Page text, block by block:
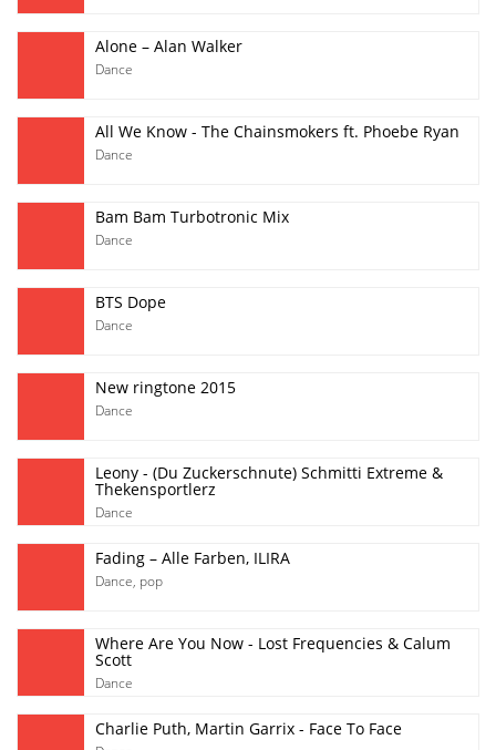
Alone – Alan Walker
Dance
All We Know - The Chainsmokers ft. Phoebe Ryan
Dance
Bam Bam Turbotronic Mix
Dance
BTS Dope
Dance
New ringtone 2015
Dance
Leony - (Du Zuckerschnute) Schmitti Extreme &
Thekensportlerz
Dance
Fading – Alle Farben, ILIRA
Dance, pop
Where Are You Now - Lost Frequencies & Calum
Scott
Dance
Charlie Puth, Martin Garrix - Face To Face